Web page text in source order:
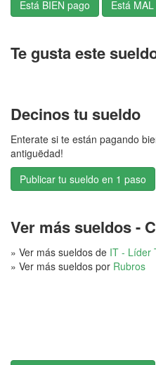
Te gusta este
Decinos tu sueldo
Enterate si te están pagando
antiguëdad!
Publicar tu sueldo en 1 paso
Ver más sueldos -
» Ver más sueldos de IT - Líder
» Ver más sueldos por Rubros